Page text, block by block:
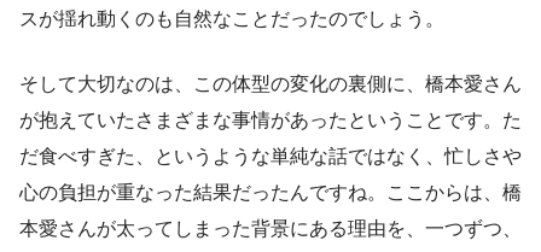
スが揺れ動くのも自然なことだったのでしょう。
そして大切なのは、この体型の変化の裏側に、橋本愛さん
が抱えていたさまざまな事情があったということです。た
だ食べすぎた、というような単純な話ではなく、忙しさや
心の負担が重なった結果だったんですね。ここからは、橋
本愛さんが太ってしまった背景にある理由を、一つずつ、